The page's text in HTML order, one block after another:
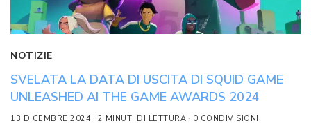
NOTIZIE
SVELATA LA DATA DI USCITA DI SQUID GAME
UNLEASHED AI THE GAME AWARDS 2024
13 DICEMBRE 2024 2 MINUTI DI LETTURA 0 CONDIVISIONI